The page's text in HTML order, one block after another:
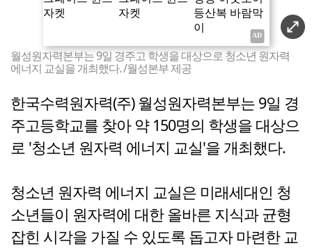
월성원자력본부는 9일 경주고 학생을 대상으로 청소년 원자력
에너지 교실을 개최했다. /월성본부 제공
한국수력원자력(주) 월성원자력본부는 9일 경
주고등학교를 찾아 약 150명의 학생을 대상으
로 '청소년 원자력 에너지 교실'을 개최했다.
청소년 원자력 에너지 교실은 미래세대인 청
소년들이 원자력에 대한 올바른 지식과 균형
잡힌 시각을 가질 수 있도록 돕고자 마련한 교